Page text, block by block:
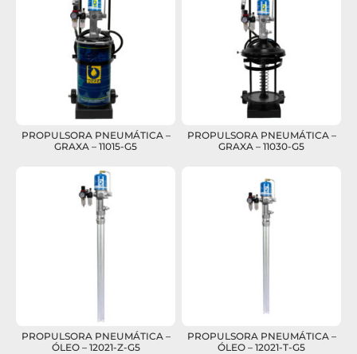
PROPULSORA PNEUMÁTICA –
GRAXA – 11015-G5
PROPULSORA PNEUMÁTICA –
GRAXA – 11030-G5
PROPULSORA PNEUMÁTICA –
ÓLEO – 12021-Z-G5
PROPULSORA PNEUMÁTICA –
ÓLEO – 12021-T-G5